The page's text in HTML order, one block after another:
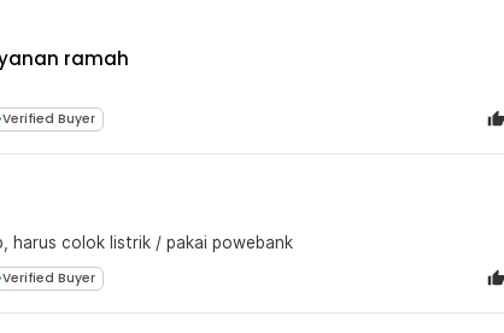
ramah
Verified Buyer
harus colok listrik / pakai powebank
Verified Buyer